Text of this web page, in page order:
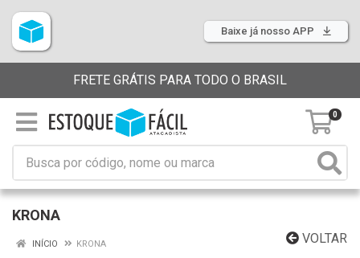
Baixe já nosso APP
FRETE GRÁTIS PARA TODO O BRASIL
0
KRONA
VOLTAR
INÍCIO KRONA